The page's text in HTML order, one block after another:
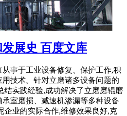
展史 百度文库
事于工业设备修复、保护工作,积
技术。针对立磨诸多设备问题的
结实践经验,成功解决了立磨磨辊磨
室磨损、减速机渗漏等多种设备
企业的实际合作,维修效果良好,克